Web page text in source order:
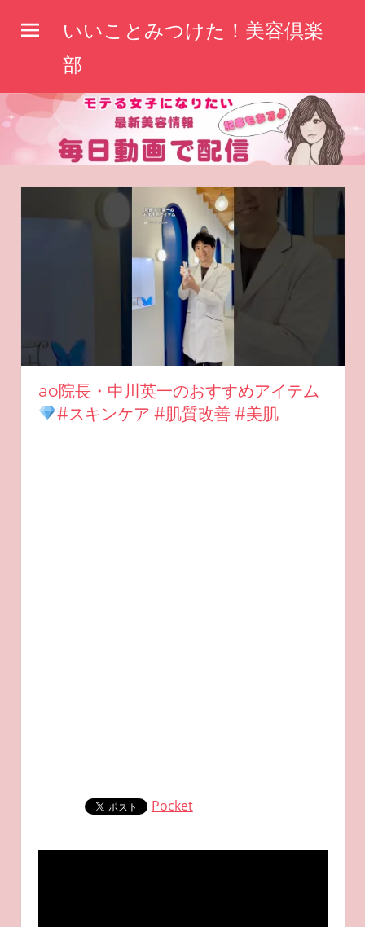
へ
いいことみつけた！美容倶楽
部
ao院長・中川英一のおすすめアイテム
#スキンケア #肌質改善 #美肌
Pocket